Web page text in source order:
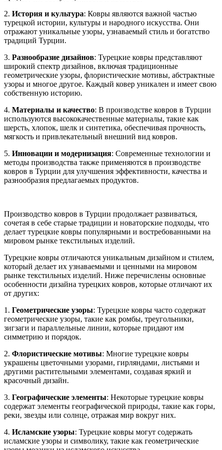
2. История и культура: Ковры являются важной частью
турецкой истории, культуры и народного искусства. Они
отражают уникальные узоры, узнаваемый стиль и богатство
традиций Турции.
3. Разнообразие дизайнов: Турецкие ковры представляют
широкий спектр дизайнов, включая традиционные
геометрические узоры, флористические мотивы, абстрактные
узоры и многое другое. Каждый ковер уникален и имеет свою
собственную историю.
4. Материалы и качество: В производстве ковров в Турции
используются высококачественные материалы, такие как
шерсть, хлопок, шелк и синтетика, обеспечивая прочность,
мягкость и привлекательный внешний вид ковров.
5. Инновации и модернизация: Современные технологии и
методы производства также применяются в производстве
ковров в Турции для улучшения эффективности, качества и
разнообразия предлагаемых продуктов.
Производство ковров в Турции продолжает развиваться,
сочетая в себе старые традиции и новаторские подходы, что
делает турецкие ковры популярными и востребованными на
мировом рынке текстильных изделий.
Турецкие ковры отличаются уникальным дизайном и стилем,
который делает их узнаваемыми и ценными на мировом
рынке текстильных изделий. Ниже перечислены основные
особенности дизайна турецких ковров, которые отличают их
от других:
1. Геометрические узоры: Турецкие ковры часто содержат
геометрические узоры, такие как ромбы, треугольники,
зигзаги и параллельные линии, которые придают им
симметрию и порядок.
2. Флористические мотивы: Многие турецкие ковры
украшены цветочными узорами, гирляндами, листьями и
другими растительными элементами, создавая яркий и
красочный дизайн.
3. Географические элементы: Некоторые турецкие ковры
содержат элементы географической природы, такие как горы,
реки, звезды или солнце, отражая мир вокруг них.
4. Исламские узоры: Турецкие ковры могут содержать
исламские узоры и символику, такие как геометрические